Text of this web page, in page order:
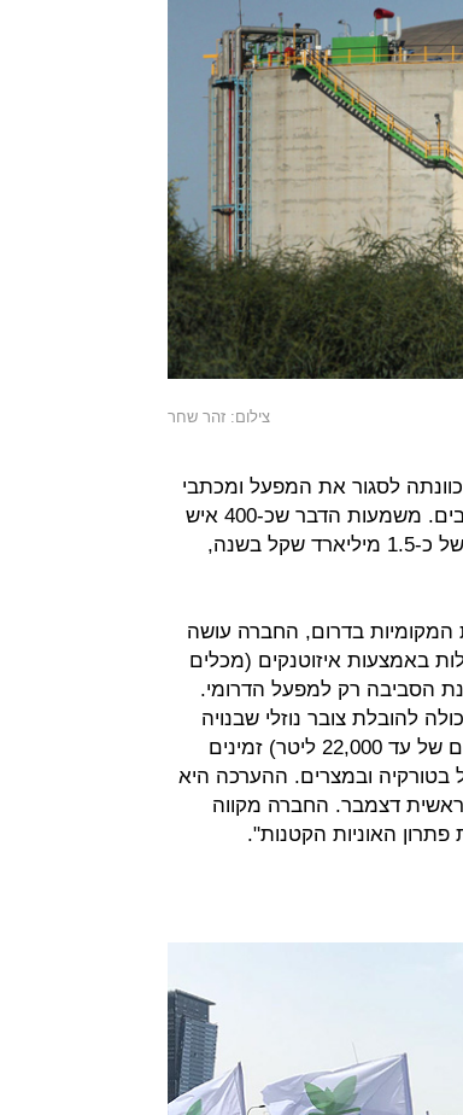
צילום: זהר שחר
לסגור את המפעל ומכתבי
הזמנה לשימוע לפני הפיטורים יישלחו בימים הקרובים. משמעות הדבר שכ-400 איש
יפוטרו לפני ראש השנה, והיצוא של החברה, בשווי של כ-1.5 מיליארד שקל בשנה,
המקומיות בדרום, החברה עושה
באמצעות איזוטנקים (מכלים
הסביבה רק למפעל הדרומי.
להובלת צובר נוזלי שבנויה
ממסגרת מרובעת ובתוכה מכל עגול – טנקר בפחים של עד 22,000 ליטר) זמינים
בטורקיה ובמצרים. ההערכה היא
ראשית דצמבר. החברה מקווה
האוניות הקטנות".